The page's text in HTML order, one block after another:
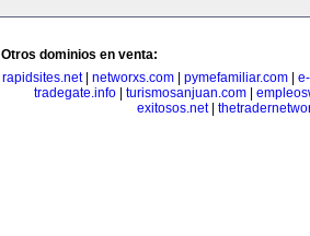
Otros dominios en venta:
rapidsites.net| networxs.com| pymefamiliar.com|
tradegate.info| turismosanjuan.com|
exitosos.net|